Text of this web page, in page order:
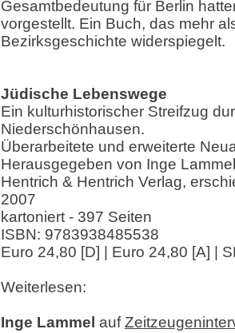
Gesamtbedeutung für Berlin
vorgestellt. Ein Buch, das mehr
Bezirksgeschichte widerspiegelt.
Jüdische Lebenswege
Ein kulturhistorischer Streifzug
Niederschönhausen.
Überarbeitete und erweiterte
Herausgegeben von Inge Lammel
Hentrich & Hentrich Verlag,
2007
kartoniert - 397 Seiten
ISBN: 9783938485538
Euro 24,80 [D] | Euro 24,80 [A] |
Weiterlesen:
Inge Lammel auf